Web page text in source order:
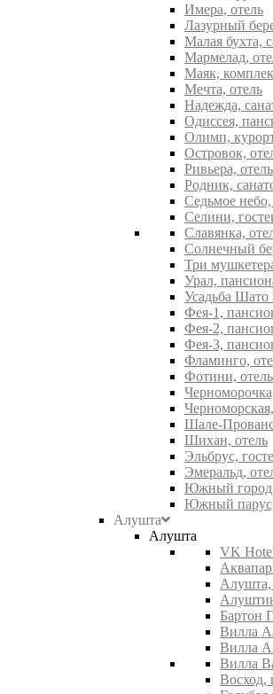
Имера, отель
Лазурный
Малая бухта,
Мармелад,
Маяк,
Мечта, отель
Надежда,
Одиссея,
Олимп,
Островок,
Ривьера, отель
Родник,
Седьмое небо,
Селини,
Славянка,
Солнечный
Три
Урал,
Усадьба Шато
Фея-1,
Фея-2,
Фея-3,
Фламинго,
Фотини, отель
Шале-
Шихан, отель
Эльбрус,
Эмеральд,
Южный город,
Южный
Алушта
Алушта
VK
Алушта,
Бартон
Вилла
Вилла
Вилла
Восход,